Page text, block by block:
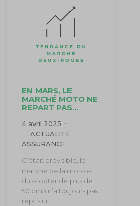
EN MARS, LE
MARCHÉ MOTO NE
REPART PAS…
4 avril 2025
ACTUALITÉ
ASSURANCE
C’était prévisible, le
marché de la moto et
du scooter de plus de
50 cm3 n’a toujours pas
repris un …